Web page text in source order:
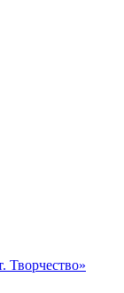
Творчество»